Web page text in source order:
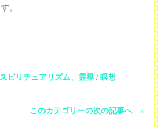
。
スピリチュアリズム、霊界 / 瞑想
このカテゴリーの次の記事へ »